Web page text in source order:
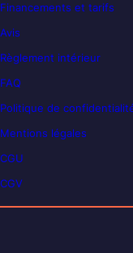
Financements et tarifs
Avis
Règlement intérieur
FAQ
Politique de
Mentions légales
CGU
CGV